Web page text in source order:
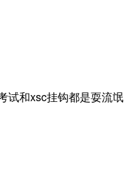
试和xsc挂钩都是耍流